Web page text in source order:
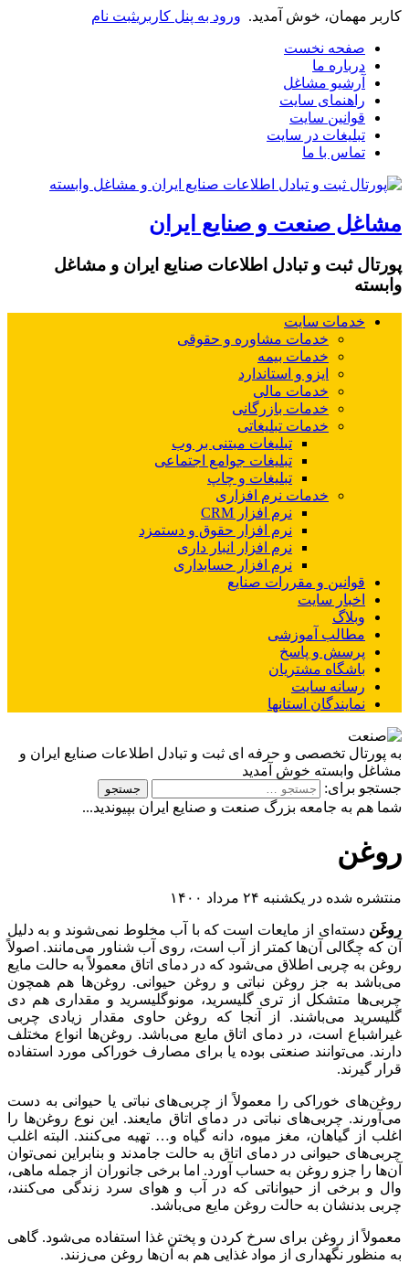
کاربر مهمان، خوش آمدید. ورود به پنل کاربریثبت نام
صفحه نخست
درباره ما
آرشیو مشاغل
راهنمای سایت
قوانین سایت
تبلیغات در سایت
تماس با ما
مشاغل صنعت و صنایع ایران
پورتال ثبت و تبادل اطلاعات صنایع ایران و مشاغل
وابسته
خدمات سایت
خدمات مشاوره و حقوقی
خدمات بیمه
ایزو و استاندارد
خدمات مالی
خدمات بازرگانی
خدمات تبلیغاتی
تبلیغات مبتنی بر وب
تبلیغات جوامع اجتماعی
تبلیغات و چاپ
خدمات نرم افزاری
نرم افزار CRM
نرم افزار حقوق و دستمزد
نرم افزار انبار داری
نرم افزار حسابداری
قوانین و مقررات صنایع
اخبار سایت
وبلاگ
مطالب آموزشی
پرسش و پاسخ
باشگاه مشتریان
رسانه سایت
نمایندگان استانها
به پورتال تخصصی و حرفه ای ثبت و تبادل اطلاعات صنایع ایران و
مشاغل وابسته خوش آمدید
جستجو برای:
شما هم به جامعه بزرگ صنعت و صنایع ایران بپیوندید...
روغن
منتشره شده در یکشنبه ۲۴ مرداد ۱۴۰۰
روغَن دسته‌ای از مایعات است که با آب مخلوط نمی‌شوند و به دلیل
آن که چگالی آن‌ها کمتر از آب است، روی آب شناور می‌مانند. اصولاً
روغن به چربی اطلاق می‌شود که در دمای اتاق معمولاً به حالت مایع
می‌باشد به جز روغن نباتی و روغن حیوانی. روغن‌ها هم همچون
چربی‌ها متشکل از تری گلیسرید، مونوگلیسرید و مقداری هم دی
گلیسرید می‌باشند. از آنجا که روغن حاوی مقدار زیادی چربی
غیراشباع است، در دمای اتاق مایع می‌باشد. روغن‌ها انواع مختلف
دارند. می‌توانند صنعتی بوده یا برای مصارف خوراکی مورد استفاده
قرار گیرند.
روغن‌های خوراکی را معمولاً از چربی‌های نباتی یا حیوانی به دست
می‌آورند. چربی‌های نباتی در دمای اتاق مایعند. این نوع روغن‌ها را
اغلب از گیاهان، مغز میوه، دانه گیاه و… تهیه می‌کنند. البته اغلب
چربی‌های حیوانی در دمای اتاق به حالت جامدند و بنابراین نمی‌توان
آن‌ها را جزو روغن به حساب آورد. اما برخی جانوران از جمله ماهی،
وال و برخی از حیواناتی که در آب و هوای سرد زندگی می‌کنند،
چربی بدنشان به حالت روغن مایع می‌باشد.
معمولاً از روغن برای سرخ کردن و پختن غذا استفاده می‌شود. گاهی
به منظور نگهداری از مواد غذایی هم به آن‌ها روغن می‌زنند.